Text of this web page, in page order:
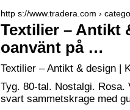
http s://www.tradera.com ›
Textilier – Antikt
oanvänt på …
Textilier – Antikt & design |
Tyg. 80-tal. Nostalgi. Rosa.
svart sammetskrage med